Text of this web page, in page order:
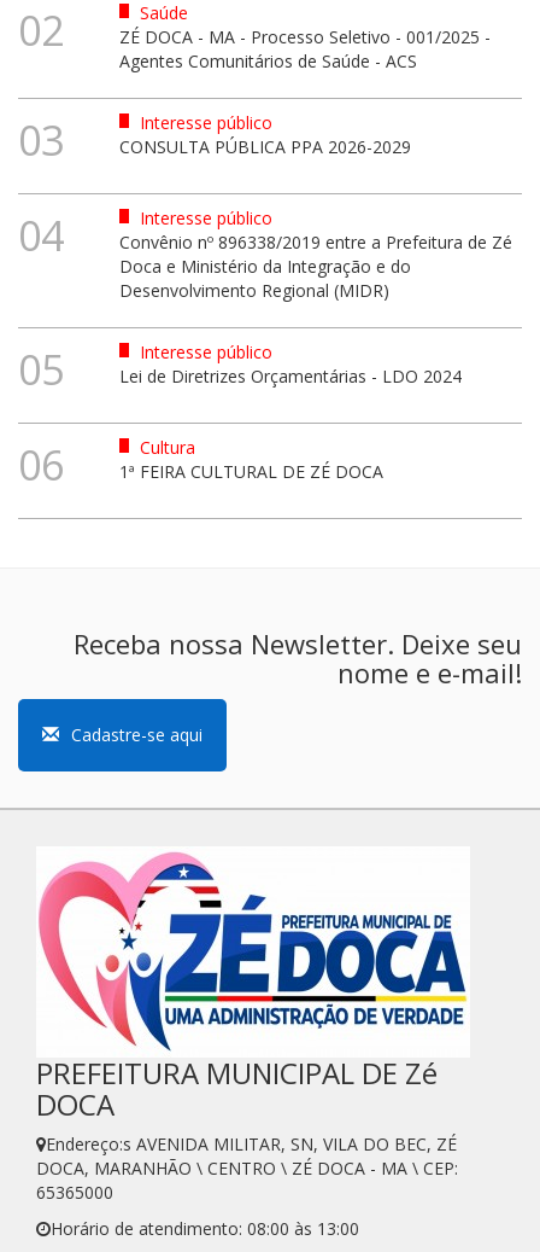
02
Saúde
ZÉ DOCA - MA - Processo Seletivo - 001/2025 -
Agentes Comunitários de Saúde - ACS
03
Interesse público
CONSULTA PÚBLICA PPA 2026-2029
04
Interesse público
Convênio nº 896338/2019 entre a Prefeitura de Zé
Doca e Ministério da Integração e do
Desenvolvimento Regional (MIDR)
05
Interesse público
Lei de Diretrizes Orçamentárias - LDO 2024
06
Cultura
1ª FEIRA CULTURAL DE ZÉ DOCA
Receba nossa Newsletter. Deixe seu
nome e e-mail!
Cadastre-se aqui
PREFEITURA MUNICIPAL DE Zé
DOCA
Endereço:s AVENIDA MILITAR, SN, VILA DO BEC, ZÉ
DOCA, MARANHÃO \ CENTRO \ ZÉ DOCA - MA \ CEP:
65365000
Horário de atendimento: 08:00 às 13:00